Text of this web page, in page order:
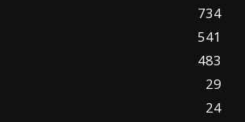
734
541
483
29
24